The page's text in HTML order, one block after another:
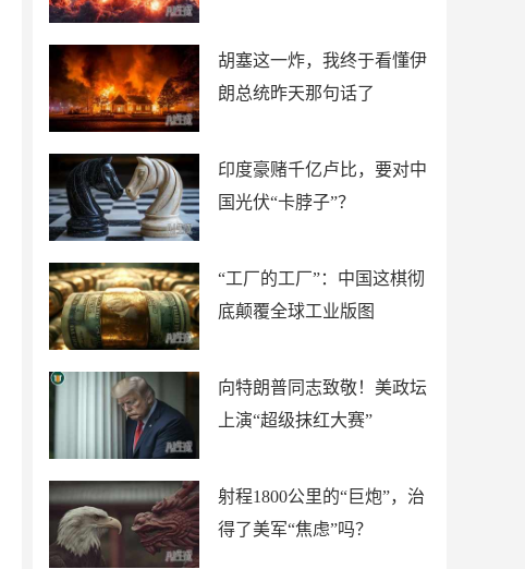
胡塞这一炸，我终于看懂伊
朗总统昨天那句话了
印度豪赌千亿卢比，要对中
国光伏“卡脖子”？
“工厂的工厂”：中国这棋彻
底颠覆全球工业版图
向特朗普同志致敬！美政坛
上演“超级抹红大赛”
射程1800公里的“巨炮”，治
得了美军“焦虑”吗？